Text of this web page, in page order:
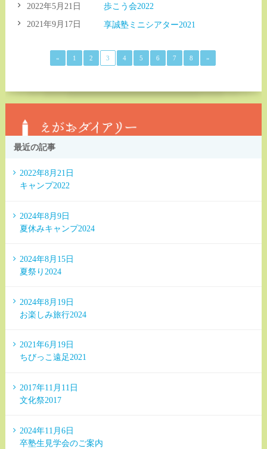
2022年5月21日
歩こう会2022
2021年9月17日
享誠塾ミニシアター2021
« 1 2 3 4 5 6 7 8 »
最近の記事
2022年8月21日
キャンプ2022
2024年8月9日
夏休みキャンプ2024
2024年8月15日
夏祭り2024
2024年8月19日
お楽しみ旅行2024
2021年6月19日
ちびっこ遠足2021
2017年11月11日
文化祭2017
2024年11月6日
卒塾生見学会のご案内